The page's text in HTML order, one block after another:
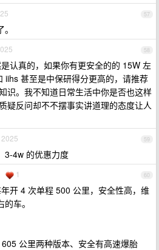
57
58
认真的，如果你有更安全的的 15W 左
iihs 甚至是中保研得分更高的，请推荐
识。我不知道日常生活中你是否也这样
疑反问却不不摆事实讲道理的态度让人
59
3-4w 的优惠力度
60
1
开 4 次单程 500 公里，安全性高，维
车。
公里两种版本、安全有高速爆胎